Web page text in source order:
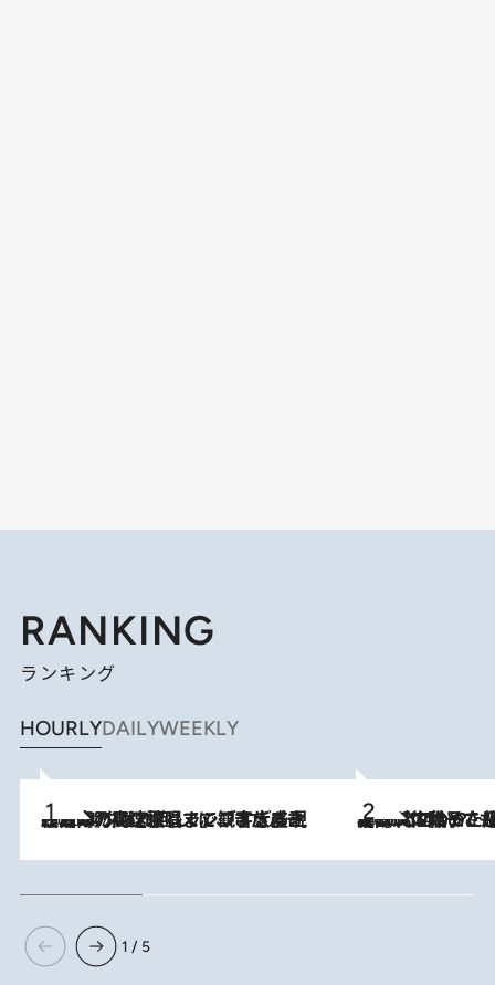
RANKING
ランキング
HOURLYDAILYWEEKLY
2026.8.7
「湘南乃風に憧れて」観客大盛上がりの“タオル回し”に、ラッパー顔負けの高速歌唱まで…さだまさし（74）のアグレッシブすぎる現在地 2026.8.5
【阿川佐和子さんの年とる力】なぜ70代で始めた趣味は“こんなに楽しい”のか？ ピアノ、俳句…スランプに陥っても続けられる“ある秘訣”とは
1 / 5